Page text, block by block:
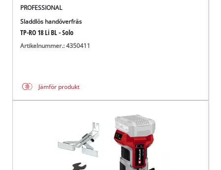
PROFESSIONAL
Sladdlös handöverfräs
TP-RO 18 Li BL - Solo
Artikelnummer.: 4350411
Jämför produkt